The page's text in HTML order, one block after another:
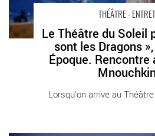
THÉÂTRE -
Le Théâtre du Soleil
sont les Dragons
Époque. Rencontre
Lorsqu’on arrive au